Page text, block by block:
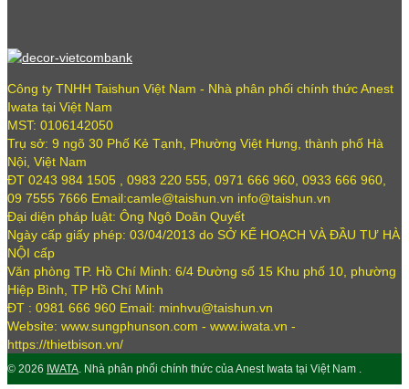
Công ty TNHH Taishun Việt Nam - Nhà phân phối chính thức Anest
Iwata tại Việt Nam
MST: 0106142050
Trụ sở: 9 ngõ 30 Phố Kẻ Tạnh, Phường Việt Hưng, thành phố Hà
Nội, Việt Nam
ĐT 0243 984 1505 , 0983 220 555, 0971 666 960, 0933 666 960,
09 7555 7666 Email:camle@taishun.vn info@taishun.vn
Đại diện pháp luật: Ông Ngô Doãn Quyết
Ngày cấp giấy phép: 03/04/2013 do SỞ KẾ HOẠCH VÀ ĐẦU TƯ HÀ
NỘI cấp
Văn phòng TP. Hồ Chí Minh: 6/4 Đường số 15 Khu phố 10, phường
Hiệp Bình, TP Hồ Chí Minh
ĐT : 0981 666 960 Email: minhvu@taishun.vn
Website: www.sungphunson.com - www.iwata.vn -
https://thietbison.vn/
© 2026 IWATA. Nhà phân phối chính thức của Anest Iwata tại Việt Nam .